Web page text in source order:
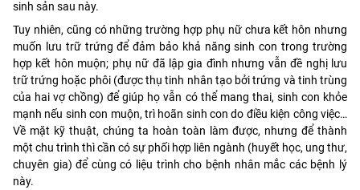
sinh sản sau này.
Tuy nhiên, cũng có những trường hợp phụ nữ chưa kết hôn nhưng
muốn lưu trữ trứng để đảm bảo khả năng sinh con trong trường
hợp kết hôn muộn; phụ nữ đã lập gia đình nhưng vẫn đề nghị lưu
trữ trứng hoặc phôi (được thụ tinh nhân tạo bởi trứng và tinh trùng
của hai vợ chồng) để giúp họ vẫn có thể mang thai, sinh con khỏe
mạnh nếu sinh con muộn, trì hoãn sinh con do điều kiện công việc…
Về mặt kỹ thuật, chúng ta hoàn toàn làm được, nhưng để thành
một chu trình thì cần có sự phối hợp liên ngành (huyết học, ung thư,
chuyên gia) để cùng có liệu trình cho bệnh nhân mắc các bệnh lý
này.